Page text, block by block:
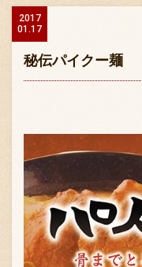
2017
01.17
秘伝パイクー麺